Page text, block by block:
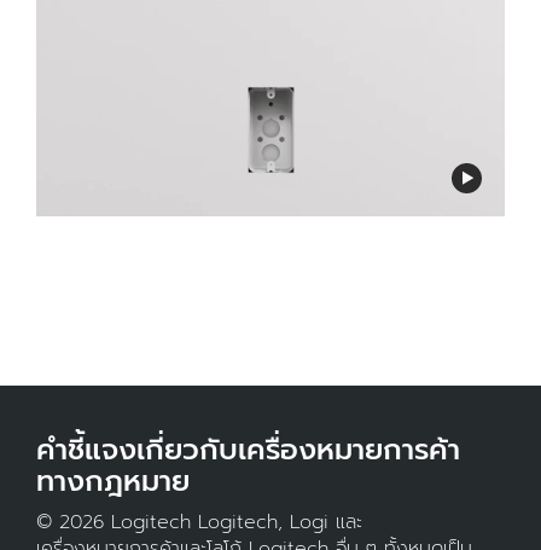
คำชี้แจงเกี่ยวกับเครื่องหมายการค้า
ทางกฎหมาย
© 2026 Logitech Logitech, Logi และ